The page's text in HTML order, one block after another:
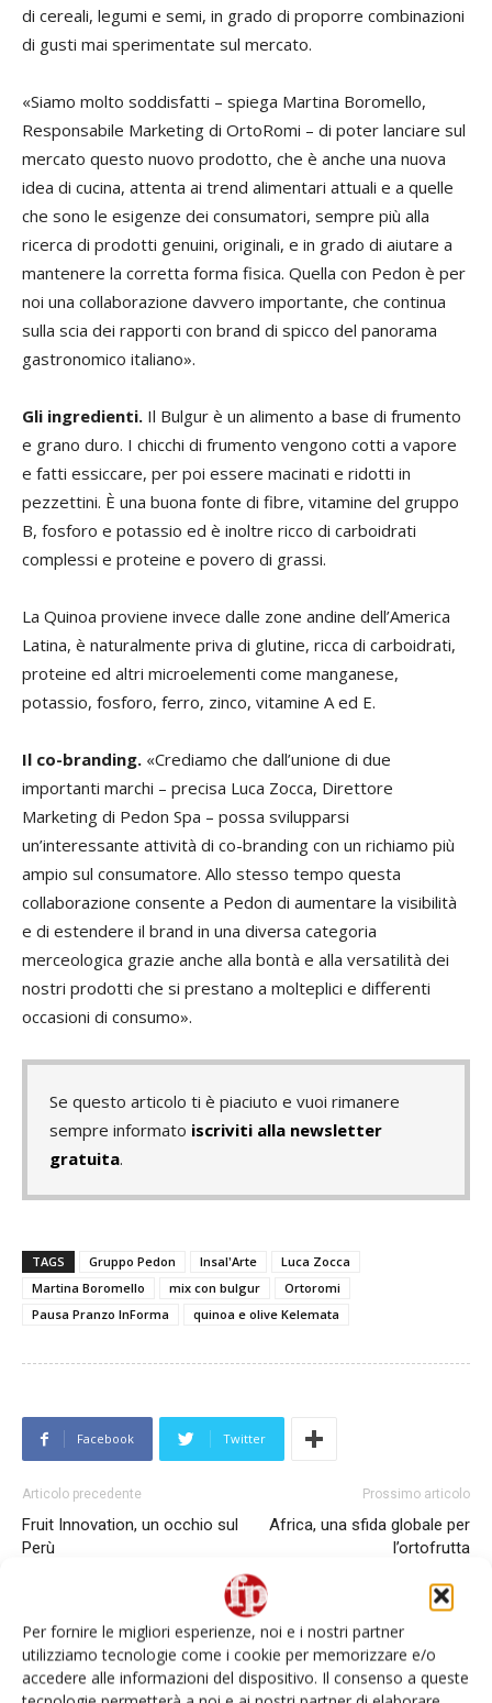
Per fornire le migliori esperienze, noi e i nostri partner
utilizziamo tecnologie come i cookie per memorizzare e/o
accedere alle informazioni del dispositivo. Il consenso a queste
di cereali, legumi e semi, in grado di proporre combinazioni
di gusti mai sperimentate sul mercato.
«Siamo molto soddisfatti – spiega Martina Boromello,
Responsabile Marketing di OrtoRomi – di poter lanciare sul
mercato questo nuovo prodotto, che è anche una nuova
idea di cucina, attenta ai trend alimentari attuali e a quelle
che sono le esigenze dei consumatori, sempre più alla
ricerca di prodotti genuini, originali, e in grado di aiutare a
mantenere la corretta forma fisica. Quella con Pedon è per
noi una collaborazione davvero importante, che continua
sulla scia dei rapporti con brand di spicco del panorama
gastronomico italiano».
Gli ingredienti. Il Bulgur è un alimento a base di frumento
e grano duro. I chicchi di frumento vengono cotti a vapore
e fatti essiccare, per poi essere macinati e ridotti in
pezzettini. È una buona fonte di fibre, vitamine del gruppo
B, fosforo e potassio ed è inoltre ricco di carboidrati
complessi e proteine e povero di grassi.
La Quinoa proviene invece dalle zone andine dell’America
Latina, è naturalmente priva di glutine, ricca di carboidrati,
proteine ed altri microelementi come manganese,
potassio, fosforo, ferro, zinco, vitamine A ed E.
Il co-branding. «Crediamo che dall’unione di due
importanti marchi – precisa Luca Zocca, Direttore
Marketing di Pedon Spa – possa svilupparsi
un’interessante attività di co-branding con un richiamo più
ampio sul consumatore. Allo stesso tempo questa
collaborazione consente a Pedon di aumentare la visibilità
e di estendere il brand in una diversa categoria
merceologica grazie anche alla bontà e alla versatilità dei
nostri prodotti che si prestano a molteplici e differenti
occasioni di consumo».
Se questo articolo ti è piaciuto e vuoi rimanere
sempre informato iscriviti alla newsletter
gratuita.
TAGS Gruppo Pedon Insal'Arte
Luca Zocca
Martina Boromello
mix con bulgur
Ortoromi
Pausa Pranzo InForma
quinoa e olive Kelemata
Facebook Twitter
Articolo precedente
Fruit Innovation, un occhio sul
Perù
Prossimo articolo
Africa, una sfida globale per
l’ortofrutta